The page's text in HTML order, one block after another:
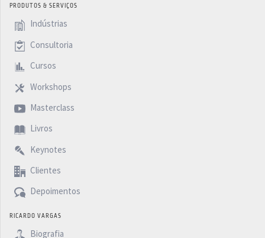
PRODUTOS & SERVIÇOS
Indústrias
Consultoria
Cursos
Workshops
Masterclass
Livros
Keynotes
Clientes
Depoimentos
RICARDO VARGAS
Biografia